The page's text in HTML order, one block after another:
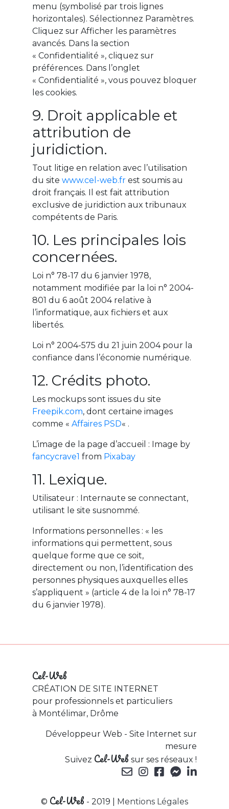
menu (symbolisé par trois lignes
horizontales). Sélectionnez Paramètres.
Cliquez sur Afficher les paramètres
avancés. Dans la section
« Confidentialité », cliquez sur
préférences. Dans l’onglet
« Confidentialité », vous pouvez bloquer
les cookies.
9. Droit applicable et
attribution de
juridiction.
Tout litige en relation avec l’utilisation
du site www.cel-web.fr est soumis au
droit français. Il est fait attribution
exclusive de juridiction aux tribunaux
compétents de Paris.
10. Les principales lois
concernées.
Loi n° 78-17 du 6 janvier 1978,
notamment modifiée par la loi n° 2004-
801 du 6 août 2004 relative à
l’informatique, aux fichiers et aux
libertés.
Loi n° 2004-575 du 21 juin 2004 pour la
confiance dans l’économie numérique.
12. Crédits photo.
Les mockups sont issues du site
Freepik.com, dont certaine images
comme « Affaires PSD« .
L’image de la page d’accueil : Image by
fancycrave1 from Pixabay
11. Lexique.
Utilisateur : Internaute se connectant,
utilisant le site susnommé.
Informations personnelles : « les
informations qui permettent, sous
quelque forme que ce soit,
directement ou non, l’identification des
personnes physiques auxquelles elles
s’appliquent » (article 4 de la loi n° 78-17
du 6 janvier 1978).
Cel-Web
CRÉATION DE SITE INTERNET
pour professionnels et particuliers
à Montélimar, Drôme
Développeur Web - Site Internet sur
mesure
Suivez Cel-Web sur ses réseaux !
© Cel-Web - 2019 | Mentions Légales